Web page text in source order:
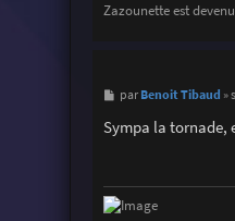
Zazounette est
M
s
s
par Benoit Tibaud »
Sympa la tornade,